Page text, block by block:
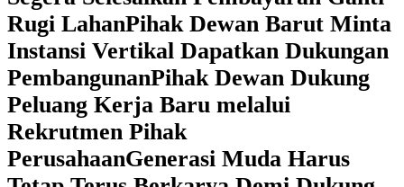
Rugi LahanPihak Dewan Barut Minta
Instansi Vertikal Dapatkan Dukungan
PembangunanPihak Dewan Dukung
Peluang Kerja Baru melalui
Rekrutmen Pihak
PerusahaanGenerasi Muda Harus